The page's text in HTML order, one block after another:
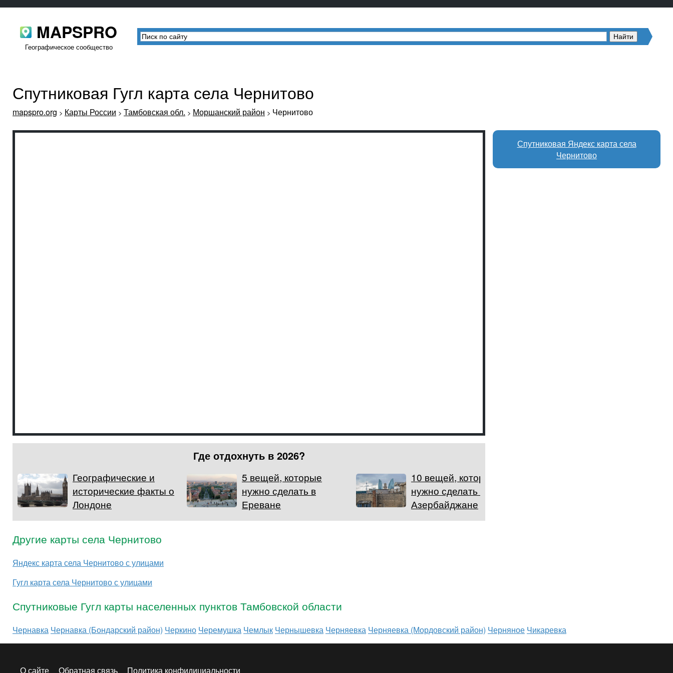
MAPSPRO
Географическое сообщество
Спутниковая Гугл карта села Чернитово
mapspro.org > Карты России > Тамбовская обл. > Моршанский район > Чернитово
Где отдохнуть в 2026?
Географические и
исторические факты о
Лондоне
5 вещей, которые
нужно сделать в
Ереване
10 вещей, которые
нужно сделать в
Азербайджане
Спутниковая Яндекс карта села
Чернитово
Другие карты села Чернитово
Яндекс карта села Чернитово с улицами
Гугл карта села Чернитово с улицами
Спутниковые Гугл карты населенных пунктов Тамбовской области
Чернавка Чернавка (Бондарский район) Черкино Черемушка Чемлык Чернышевка Черняевка Черняевка (Мордовский район) Черняное Чикаревка
О сайте Обратная связь Политика конфидициальности